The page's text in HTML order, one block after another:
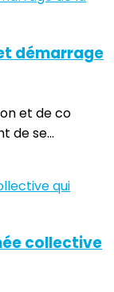
démarrage
et de co
de se...
collective